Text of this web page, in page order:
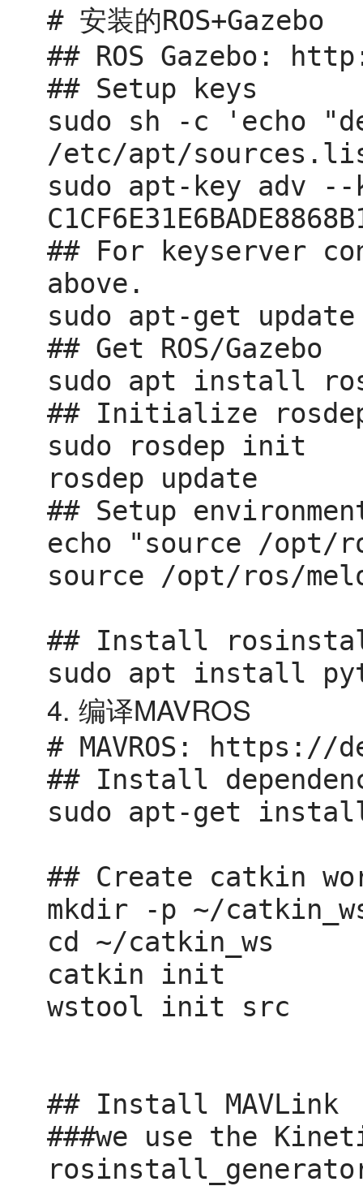
# 安装的ROS+Gazebo
## ROS Gazebo:
## Setup keys
sudo sh -c 'echo
/etc/apt/
sudo apt-key adv
## For keyserver
above.
sudo apt-get update
## Get ROS/Gazebo
sudo apt install
## Initialize
sudo rosdep init
rosdep update
## Setup
echo "source /opt/
source /opt/ros/
## Install
sudo apt install
4. 编译MAVROS
# MAVROS:
## Install
sudo apt-get
## Create catkin
mkdir -p ~/
cd ~/catkin_ws
catkin init
wstool init src
## Install MAVLink
###we use the